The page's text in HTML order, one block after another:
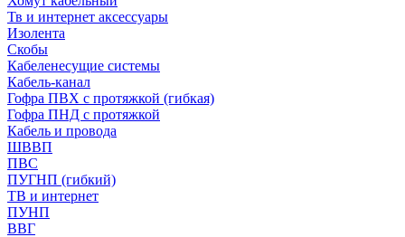
Тв и интернет аксессуары
Изолента
Скобы
Кабеленесущие системы
Кабель-канал
Гофра ПВХ с протяжкой (гибкая)
Гофра ПНД с протяжкой
Кабель и провода
ШВВП
ПВС
ПУГНП (гибкий)
ТВ и интернет
ПУНП
ВВГ